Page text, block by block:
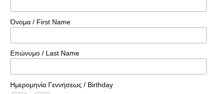
Όνομα / First Name
Επώνυμο / Last Name
Ημερομηνία Γεννήσεως / Birthday